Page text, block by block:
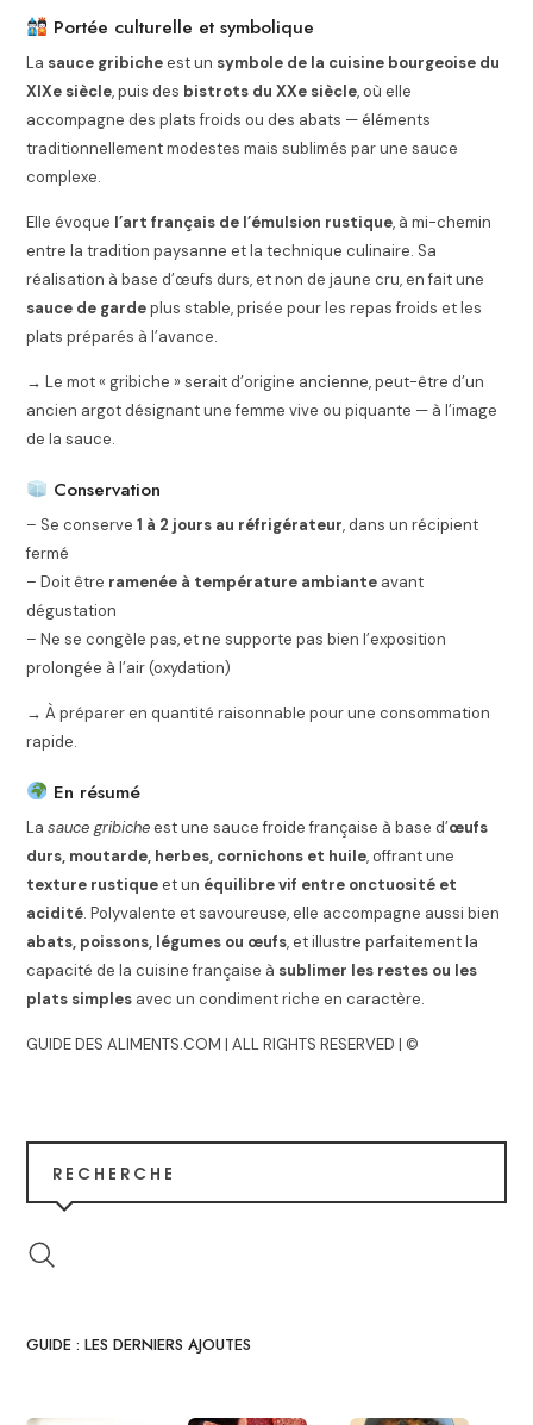
Portée culturelle et symbolique
La sauce gribicheest un symbole de la cuisine bourgeoise du
XIXe siècle, puis des bistrots du XXe siècle, où elle
accompagne des plats froids ou des abats — éléments
traditionnellement modestes mais sublimés par une sauce
complexe.
Elle évoque l’art français de l’émulsion rustique, à mi-chemin
entre la tradition paysanne et la technique culinaire. Sa
réalisation à base d’œufs durs, et non de jaune cru, en fait une
sauce de gardeplus stable, prisée pour les repas froids et les
plats préparés à l’avance.
→ Le mot « gribiche » serait d’origine ancienne, peut-être d’un
ancien argot désignant une femme vive ou piquante — à l’image
de la sauce.
Conservation
– Se conserve1 à 2 jours au réfrigérateur, dans un récipient
fermé
– Doit être ramenée à température ambiante avant
dégustation
– Ne se congèle pas, et ne supporte pas bien l’exposition
prolongée à l’air (oxydation)
→ À préparer en quantité raisonnable pour une consommation
rapide.
En résumé
Lasauce gribicheest une sauce froide française à base d’œufs
durs, moutarde, herbes, cornichons et huile, offrant une
texture rustiqueet un équilibre vif entre onctuosité et
acidité. Polyvalente et savoureuse, elle accompagne aussi bien
abats, poissons, légumes ou œufs, et illustre parfaitement la
capacité de la cuisine française à sublimer les restes ou les
plats simples avec un condiment riche en caractère.
GUIDE DES ALIMENTS.COM | ALL RIGHTS RESERVED | ©
RECHERCHE
GUIDE : LES DERNIERS AJOUTES